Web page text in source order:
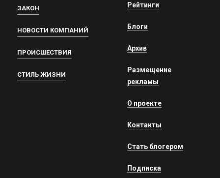
ЗАКОН
НОВОСТИ КОМПАНИЙ
ПРОИСШЕСТВИЯ
СТИЛЬ ЖИЗНИ
Рейтинги
Блоги
Архив
Размещение
рекламы
О проекте
Контакты
Стать блогером
Подписка